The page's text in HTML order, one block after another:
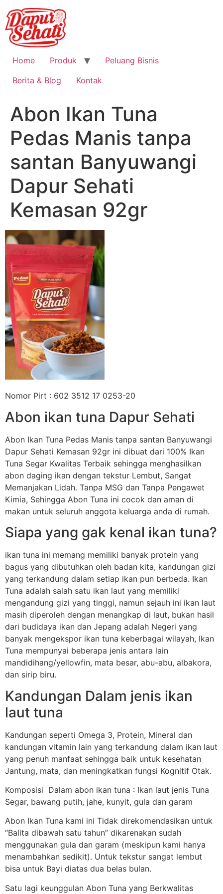
Home Produk
Peluang Bisnis
Berita & Blog
Kontak
Abon Ikan Tuna
Pedas Manis tanpa
santan Banyuwangi
Dapur Sehati
Kemasan 92gr
Nomor Pirt : 602 3512 17 0253-20
Abon ikan tuna Dapur Sehati
Abon Ikan Tuna Pedas Manis tanpa santan Banyuwangi
Dapur Sehati Kemasan 92gr ini dibuat dari 100% Ikan
Tuna Segar Kwalitas Terbaik sehingga menghasilkan
abon daging ikan dengan tekstur Lembut, Sangat
Memanjakan Lidah. Tanpa MSG dan Tanpa Pengawet
Kimia, Sehingga Abon Tuna ini cocok dan aman di
makan untuk seluruh anggota keluarga anda di rumah.
Siapa yang gak kenal ikan tuna?
ikan tuna ini memang memiliki banyak protein yang
bagus yang dibutuhkan oleh badan kita, kandungan gizi
yang terkandung dalam setiap ikan pun berbeda. Ikan
Tuna adalah salah satu ikan laut yang memiliki
mengandung gizi yang tinggi, namun sejauh ini ikan laut
masih diperoleh dengan menangkap di laut, bukan hasil
dari budidaya ikan dan Jepang adalah Negeri yang
banyak mengekspor ikan tuna keberbagai wilayah, Ikan
Tuna mempunyai beberapa jenis antara lain
mandidihang/yellowfin, mata besar, abu-abu, albakora,
dan sirip biru.
Kandungan Dalam jenis ikan
laut tuna
Kandungan seperti Omega 3, Protein, Mineral dan
kandungan vitamin lain yang terkandung dalam ikan laut
yang penuh manfaat sehingga baik untuk kesehatan
Jantung, mata, dan meningkatkan fungsi Kognitif Otak.
Komposisi Dalam abon ikan tuna : Ikan laut jenis Tuna
Segar, bawang putih, jahe, kunyit, gula dan garam
Abon Ikan Tuna kami ini Tidak direkomendasikan untuk
“Balita dibawah satu tahun” dikarenakan sudah
menggunakan gula dan garam (meskipun kami hanya
menambahkan sedikit). Untuk tekstur sangat lembut
bisa untuk Bayi diatas dua belas bulan.
Satu lagi keunggulan Abon Tuna yang Berkwalitas